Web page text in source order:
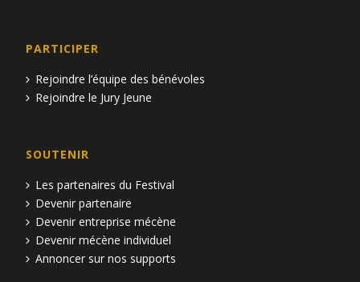
PARTICIPER
Rejoindre l’équipe des bénévoles
Rejoindre le Jury Jeune
SOUTENIR
Les partenaires du Festival
Devenir partenaire
Devenir entreprise mécène
Devenir mécène individuel
Annoncer sur nos supports